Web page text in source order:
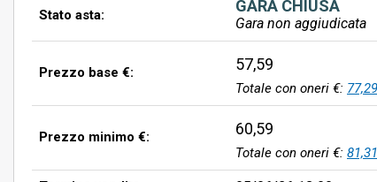
Stato asta: GARA CHIUSA
Gara non aggiudicata
Prezzo base €: 57,59
Totale con oneri €: 77,29
Prezzo minimo €: 60,59
Totale con oneri €: 81,31